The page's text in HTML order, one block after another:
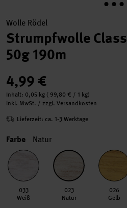
Wolle Rödel
Strumpfwolle
50g 190m
4,99 €
Inhalt: 0,05 kg ( 99,80 € / 1 kg)
inkl. MwSt. / zzgl. Versandkosten
Lieferzeit: ca. 1-3 Werktage
Farbe Natur
033
Weiß
023
Natur
026
Gelb